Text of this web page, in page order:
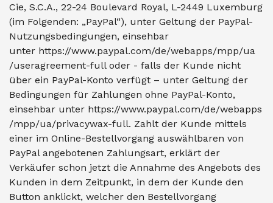
Cie, S.C.A., 22-24 Boulevard Royal, L-2449 Luxemburg
(im Folgenden: „PayPal“), unter Geltung der PayPal-
Nutzungsbedingungen, einsehbar
unter https://www.paypal.com/de/webapps/mpp/ua
/useragreement-fulloder - falls der Kunde nicht
über ein PayPal-Konto verfügt – unter Geltung der
Bedingungen für Zahlungen ohne PayPal-Konto,
einsehbar unter https://www.paypal.com/de/webapps
/mpp/ua/privacywax-full. Zahlt der Kunde mittels
einer im Online-Bestellvorgang auswählbaren von
PayPal angebotenen Zahlungsart, erklärt der
Verkäufer schon jetzt die Annahme des Angebots des
Kunden in dem Zeitpunkt, in dem der Kunde den
Button anklickt, welcher den Bestellvorgang